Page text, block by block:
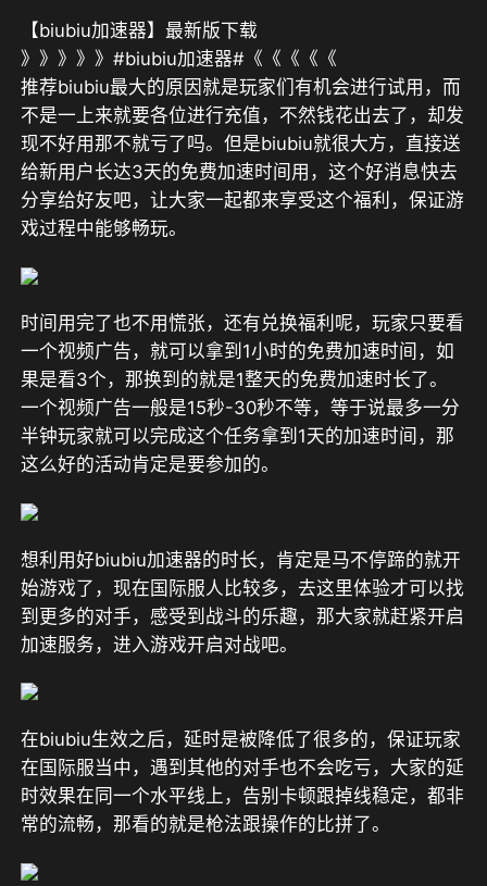
【biubiu加速器】最新版下载
》》》》》#biubiu加速器#《《《《《
推荐biubiu最大的原因就是玩家们有机会进行试用，而
不是一上来就要各位进行充值，不然钱花出去了，却发
现不好用那不就亏了吗。但是biubiu就很大方，直接送
给新用户长达3天的免费加速时间用，这个好消息快去
分享给好友吧，让大家一起都来享受这个福利，保证游
戏过程中能够畅玩。
时间用完了也不用慌张，还有兑换福利呢，玩家只要看
一个视频广告 ，就可以拿到1小时的免费加速时间 ，如
果是看3个，那换到的就是1整天的免费加速时长了。
一个视频广告一般是15秒-30秒不等，等于说最多一分
半钟玩家就可以完成这个任务拿到1天的加速时间，那
这么好的活动肯定是要参加的。
想利用好biubiu加速器的时长，肯定是马不停蹄的就开
始游戏了，现在国际服人比较多，去这里体验才可以找
到更多的对手，感受到战斗的乐趣，那大家就赶紧开启
加速服务，进入游戏开启对战吧。
在biubiu生效之后，延时是被降低了很多的，保证玩家
在国际服当中，遇到其他的对手也不会吃亏，大家的延
时效果在同一个水平线上，告别卡顿跟掉线稳定，都非
常的流畅，那看的就是枪法跟操作的比拼了。